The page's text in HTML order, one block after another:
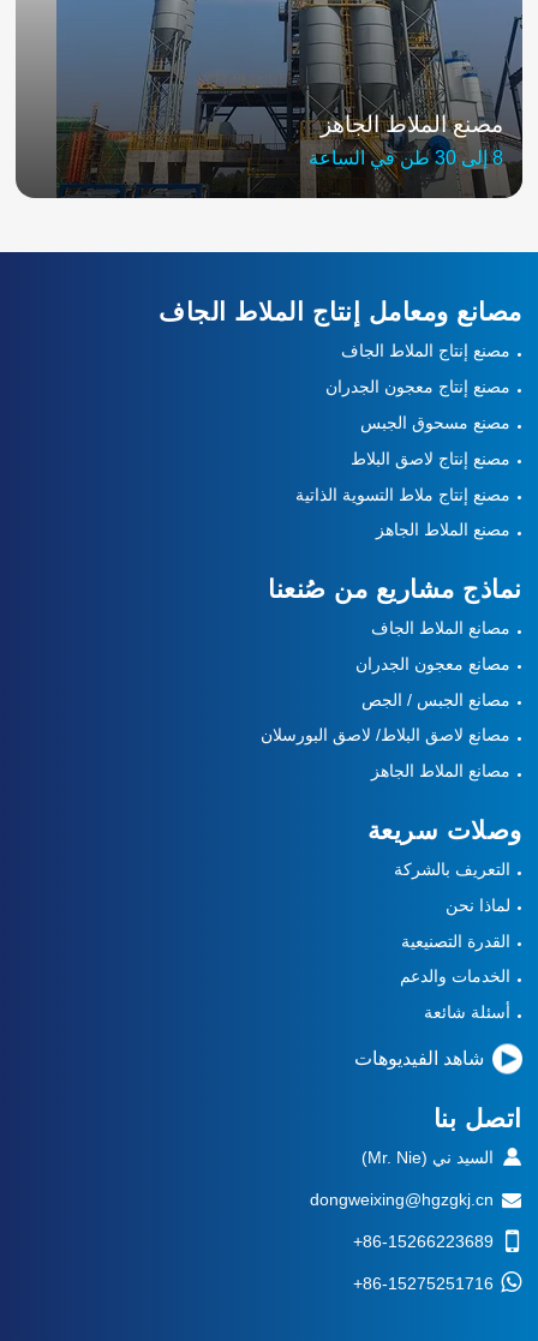
مصنع الملاط الجاهز
8 إلى 30 طن في الساعة
مصانع ومعامل إنتاج الملاط الجاف
مصنع إنتاج الملاط الجاف
مصنع إنتاج معجون الجدران
مصنع مسحوق الجبس
مصنع إنتاج لاصق البلاط
مصنع إنتاج ملاط التسوية الذاتية
مصنع الملاط الجاهز
نماذج مشاريع من صُنعنا
مصانع الملاط الجاف
مصانع معجون الجدران
مصانع الجبس / الجص
مصانع لاصق البلاط/ لاصق البورسلان
مصانع الملاط الجاهز
وصلات سريعة
التعريف بالشركة
لماذا نحن
القدرة التصنيعية
الخدمات والدعم
أسئلة شائعة
شاهد الفيديوهات
اتصل بنا
السيد ني (Mr. Nie)
dongweixing@hgzgkj.cn
+86-15266223689
+86-15275251716